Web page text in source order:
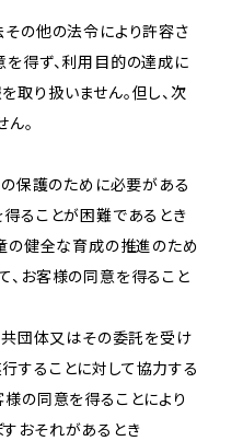
その他の法令により許容さ
を得ず、利用目的の達成に
り扱いません。但し、次
。
の保護のために必要がある
ることが困難であるとき
の健全な育成の推進のため
、お客様の同意を得ること
共団体又はその委託を受け
することに対して協力する
の同意を得ることにより
おそれがあるとき